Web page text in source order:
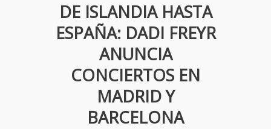
DE ISLANDIA HASTA
ESPAÑA: DADI FREYR
ANUNCIA
CONCIERTOS EN
MADRID Y
BARCELONA